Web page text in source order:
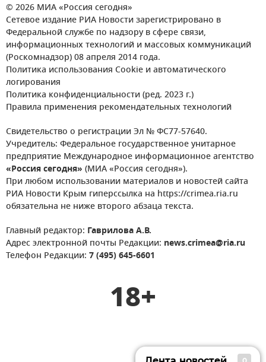
© 2026 МИА «Россия сегодня»
Сетевое издание РИА Новости зарегистрировано в
Федеральной службе по надзору в сфере связи,
информационных технологий и массовых коммуникаций
(Роскомнадзор) 08 апреля 2014 года.
Политика использования Cookie и автоматического
логирования
Политика конфиденциальности (ред. 2023 г.)
Правила применения рекомендательных технологий
Свидетельство о регистрации Эл № ФС77-57640.
Учредитель: Федеральное государственное унитарное
предприятие Международное информационное агентство
«Россия сегодня» (МИА «Россия сегодня»).
При любом использовании материалов и новостей сайта
РИА Новости Крым гиперссылка на https://crimea.ria.ru
обязательна не ниже второго абзаца текста.
Главный редактор: Гаврилова А.В.
Адрес электронной почты Редакции: news.crimea@ria.ru
Телефон Редакции: 7 (495) 645-6601
18+